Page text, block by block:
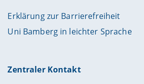
Erklärung zur Barrierefreiheit
Uni Bamberg in leichter Sprache
Zentraler Kontakt